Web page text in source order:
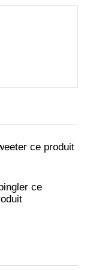
ce produit
ce